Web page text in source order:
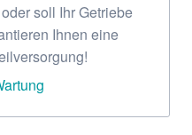
soll Ihr Getriebe
Ihnen eine